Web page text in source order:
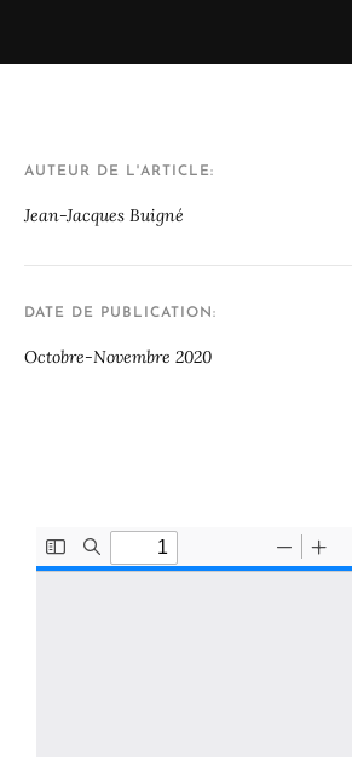
AUTEUR DE L'ARTICLE
Jean-Jacques Buigné
DATE DE PUBLICATION
Octobre-Novembre 2020